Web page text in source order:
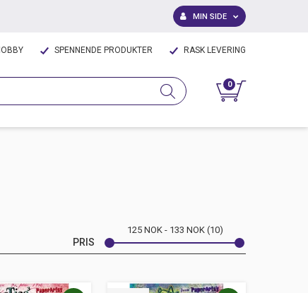
MIN SIDE
SPENNENDE PRODUKTER RASK LEVERING
0
PRIS
125 NOK 133 NOK 10